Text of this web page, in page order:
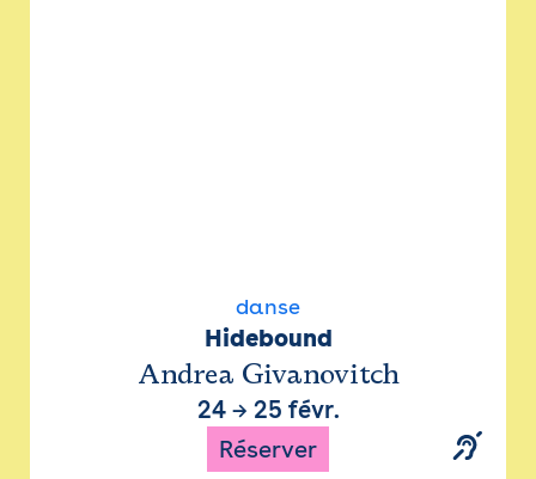
danse
Hidebound
Andrea Givanovitch
24→ 25 févr.
Réserver